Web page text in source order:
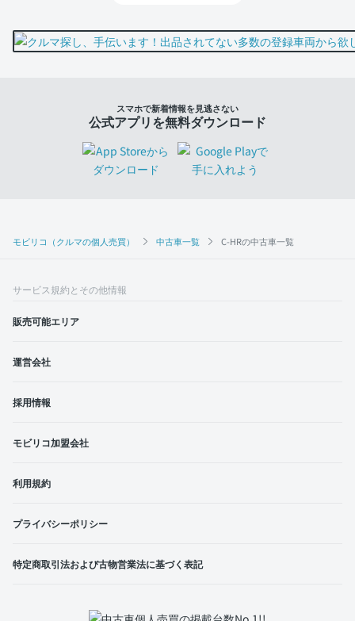
モビリコ（クルマの個人売買） 中古車一覧 C-HRの中古車一覧
スマホで新着情報を見逃さない
公式アプリを無料ダウンロード
サービス規約とその他情報
販売可能エリア
運営会社
採用情報
モビリコ加盟会社
利用規約
プライバシーポリシー
特定商取引法および古物営業法に基づく表記